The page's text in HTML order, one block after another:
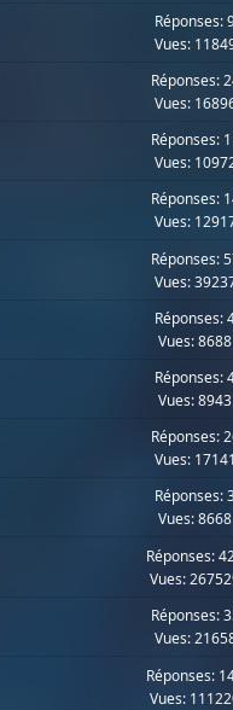
Réponses:
Vues:
Réponses:
Vues:
Réponses:
Vues:
Réponses:
Vues:
Réponses:
Vues:
Réponses:
Vues: 8688
Réponses:
Vues: 8943
Réponses:
Vues: 17141
Réponses:
Vues: 8668
Réponses:
Vues:
Réponses:
Vues:
Réponses:
Vues: